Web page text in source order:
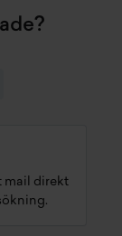
mail direkt